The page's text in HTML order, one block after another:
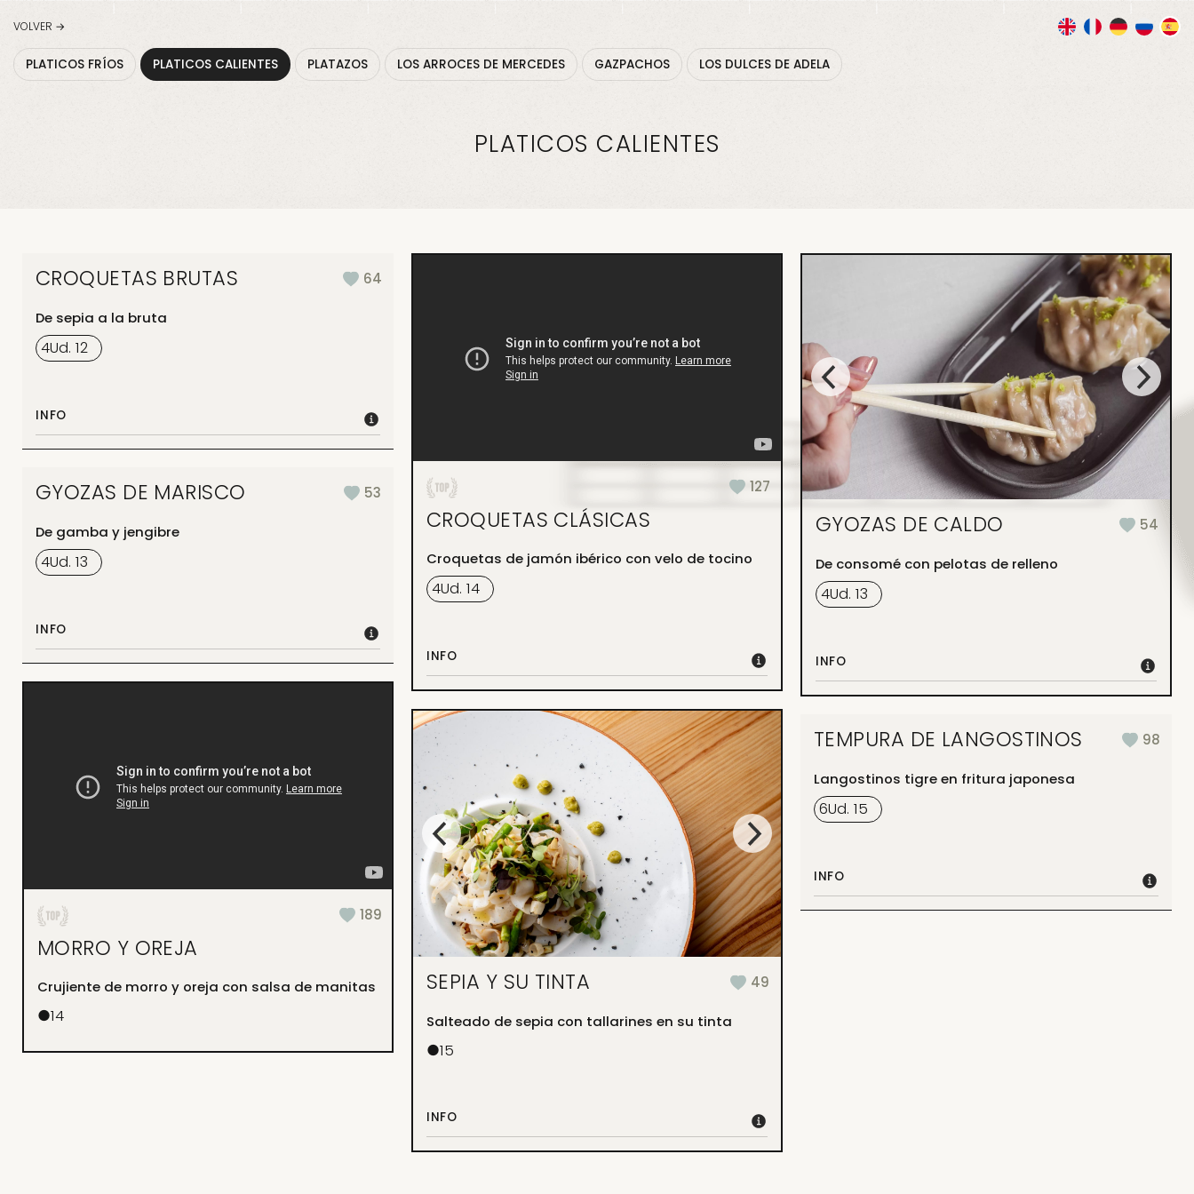
VOLVER →
PLATICOS FRÍOS PLATICOS CALIENTES PLATAZOS LOS ARROCES DE MERCEDES GAZPACHOS LOS DULCES DE ADELA
PLATICOS CALIENTES
CROQUETAS BRUTAS 64
De sepia a la bruta
4Ud. 12
INFO
CROQUETAS CLÁSICAS
127
Croquetas de jamón ibérico con velo de tocino
4Ud. 14
INFO
GYOZAS DE CALDO 54
De consomé con pelotas de relleno
4Ud. 13
INFO
GYOZAS DE MARISCO 53
De gamba y jengibre
4Ud. 13
INFO
MORRO Y OREJA
189
Crujiente de morro y oreja con salsa de manitas
●14
SEPIA Y SU TINTA 49
Salteado de sepia con tallarines en su tinta
●15
INFO
TEMPURA DE LANGOSTINOS 98
Langostinos tigre en fritura japonesa
6Ud. 15
INFO